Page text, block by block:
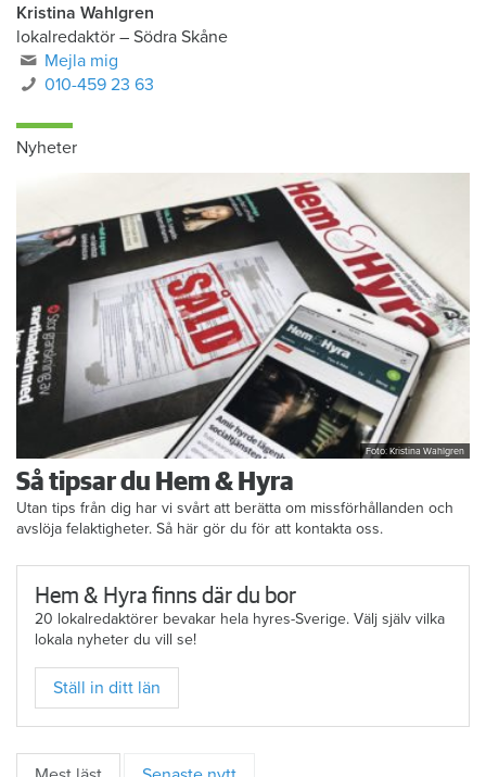
Kristina Wahlgren
lokalredaktör – Södra Skåne
Mejla mig
010-459 23 63
Nyheter
Foto: Kristina Wahlgren
Så tipsar du Hem & Hyra
Utan tips från dig har vi svårt att berätta om missförhållanden och
avslöja felaktigheter. Så här gör du för att kontakta oss.
Hem & Hyra finns där du bor
20 lokalredaktörer bevakar hela hyres-Sverige. Välj själv vilka
lokala nyheter du vill se!
Ställ in ditt län